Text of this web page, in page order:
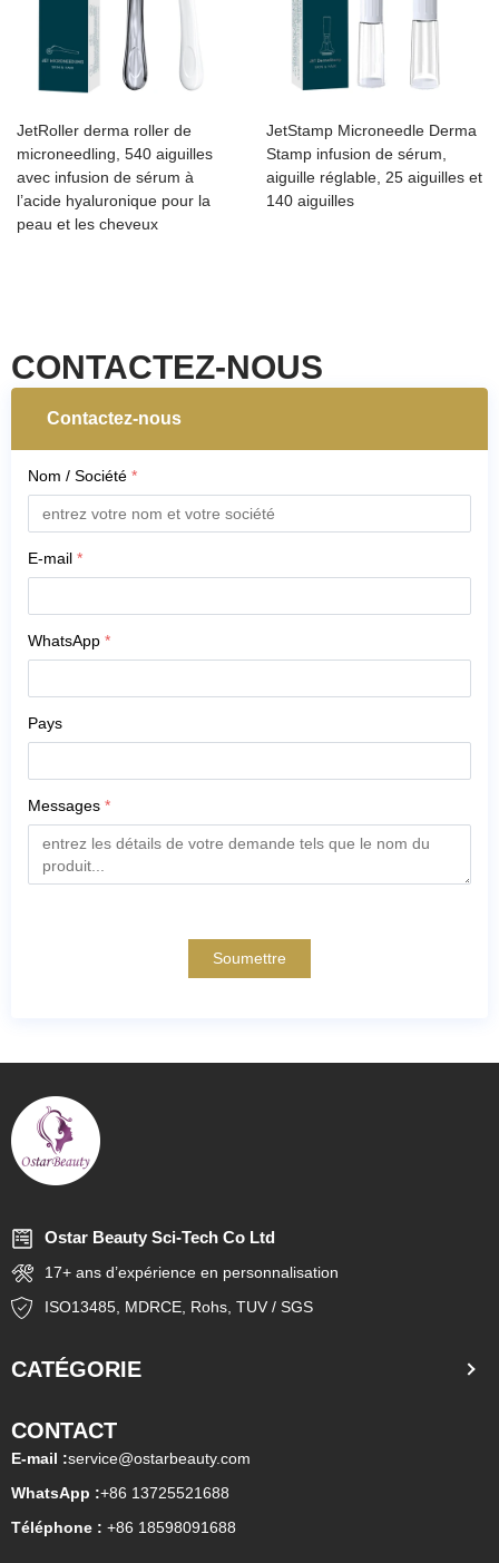
JetRoller derma roller de
microneedling, 540 aiguilles
avec infusion de sérum à
l’acide hyaluronique pour la
peau et les cheveux
JetStamp Microneedle Derma
Stamp infusion de sérum,
aiguille réglable, 25 aiguilles et
140 aiguilles
CONTACTEZ-NOUS
Contactez-nous
Nom / Société *
E-mail *
WhatsApp *
Pays
Messages *
Soumettre
Ostar Beauty Sci-Tech Co Ltd
17+ ans d’expérience en personnalisation
ISO13485, MDRCE, Rohs, TUV / SGS
CATÉGORIE
CONTACT
E-mail :service@ostarbeauty.com
WhatsApp :+86 13725521688
Téléphone : +86 18598091688